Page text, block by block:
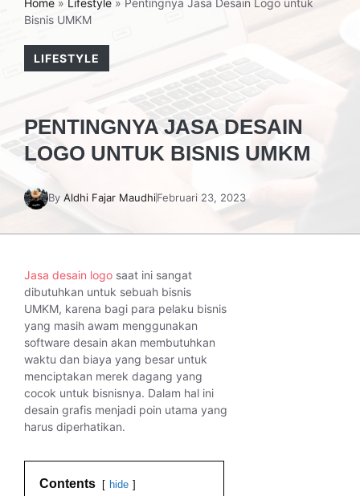
Home » Lifestyle » Pentingnya Jasa Desain Logo untuk
Bisnis UMKM
LIFESTYLE
PENTINGNYA JASA DESAIN
LOGO UNTUK BISNIS UMKM
By Aldhi Fajar MaudhiFebruari 23, 2023
Jasa desain logo saat ini sangat
dibutuhkan untuk sebuah bisnis
UMKM, karena bagi para pelaku bisnis
yang masih awam menggunakan
software desain akan membutuhkan
waktu dan biaya yang besar untuk
menciptakan merek dagang yang
cocok untuk bisnisnya. Dalam hal ini
desain grafis menjadi poin utama yang
harus diperhatikan.
Contents hide